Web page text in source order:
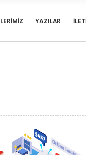
YAZILAR